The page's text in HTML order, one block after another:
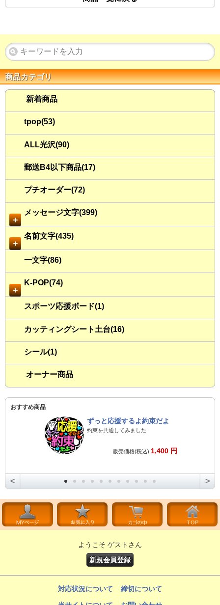
商品カテゴリ
新着商品
tpop(53)
ALL光沢(90)
郵送B4以下商品(17)
プチオーダー(72)
＋
メッセージ文字(399)
＋
名前文字(435)
一文字(86)
＋
K-POP(74)
スポーツ応援ボード(1)
カッティングシート土台(16)
シール(1)
オーナー商品
おすすめ商品
ずっと応援するよ約束だよ
約束を共通してみました
販売価格(税込):1,400 円
< >
ようこそ ゲストさん
新規会員登録
対応状況について 締切について